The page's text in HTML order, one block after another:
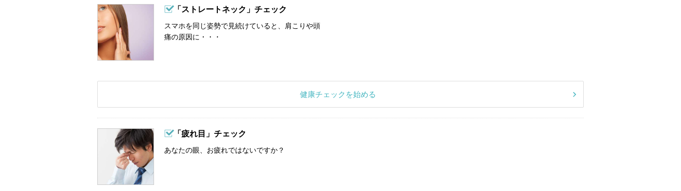
「ストレートネック」チェック
スマホを同じ姿勢で見続けていると、肩こりや頭
痛の原因に・・・
健康チェックを始める
「疲れ目」チェック
あなたの眼、お疲れではないですか？